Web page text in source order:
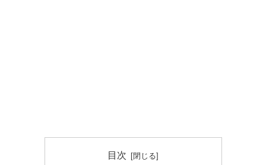
目次